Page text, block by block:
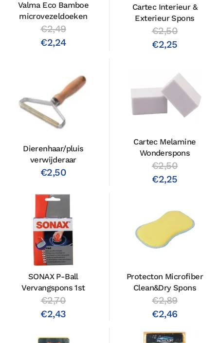
Valma Eco Bamboe
microvezeldoeken
€2,49
€2,24
Cartec Interieur &
Exterieur Spons
€2,50
€2,25
Dierenhaar/pluis
verwijderaar
€2,50
Cartec Melamine
Wonderspons
€2,50
€2,25
SONAX P-Ball
Vervangspons 1st
€2,70
€2,43
Protecton Microfiber
Clean&Dry Spons
€2,89
€2,46